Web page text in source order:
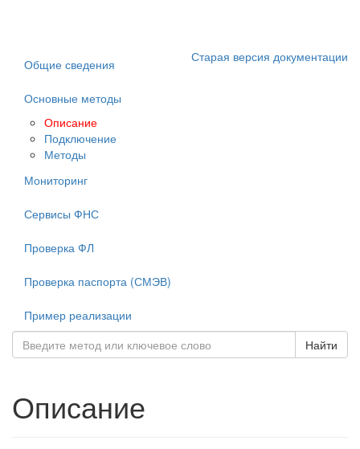
Старая версия документации
Общие сведения
Основные методы
Описание
Подключение
Методы
Мониторинг
Сервисы ФНС
Проверка ФЛ
Проверка паспорта (СМЭВ)
Пример реализации
Найти
Описание